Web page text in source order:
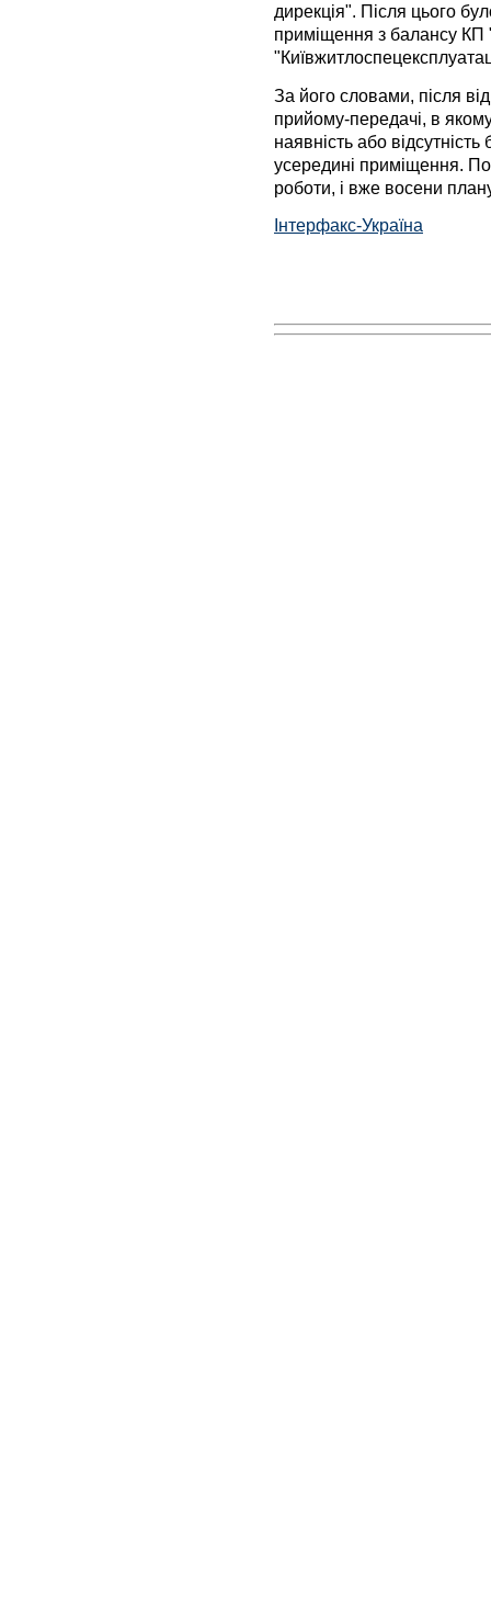
дирекція". Після цього
приміщення з балансу
За його словами, після
прийому-передачі, в
наявність або
усередині приміщення.
роботи, і вже восени
Інтерфакс-Україна